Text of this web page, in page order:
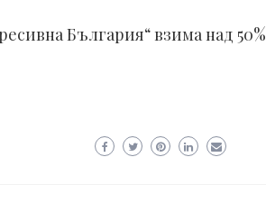
България“ взима над 50%